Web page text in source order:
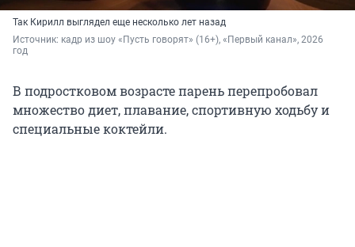
Так Кирилл выглядел еще несколько лет назад
Источник: кадр из шоу «Пусть говорят» (16+), «Первый канал», 2026
год
В подростковом возрасте парень перепробовал
множество диет, плавание, спортивную ходьбу и
специальные коктейли.